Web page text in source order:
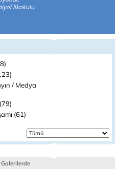
İlkokulu,
/ Medya
(61)
Galerilerde